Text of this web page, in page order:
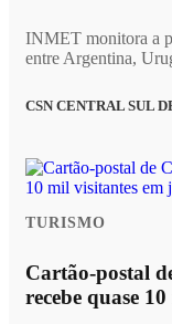
INMET monitora a
entre Argentina,
CSN CENTRAL SUL
TURISMO
Cartão-postal
recebe quase